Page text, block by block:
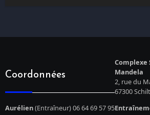
Coordonnées
Complexe
Mandela
2, rue du
67300
Aurélien(Entraîneur) 06 64 69 57 95